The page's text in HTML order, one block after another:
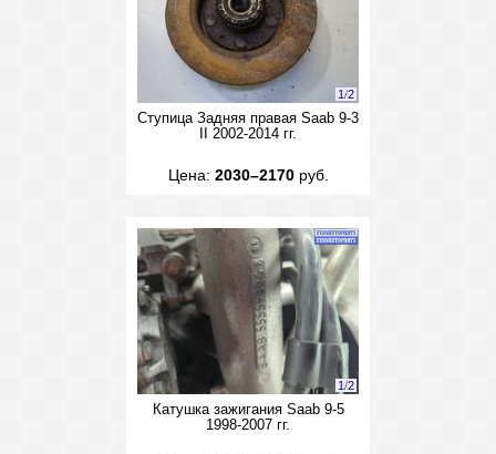
1/2
Ступица Задняя правая Saab 9-3
II 2002-2014 гг.
Цена: 2030–2170руб.
1/2
Катушка зажигания Saab 9-5
1998-2007 гг.